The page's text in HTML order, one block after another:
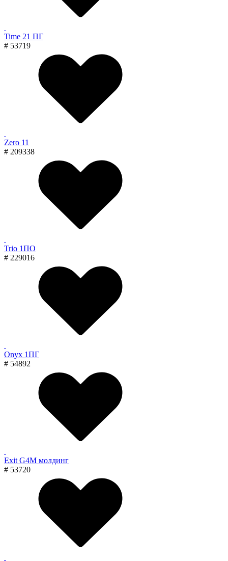
Time 21 ПГ
# 53719
Zero 11
# 209338
Trio 1ПО
# 229016
Onyx 1ПГ
# 54892
Exit G4M молдинг
# 53720